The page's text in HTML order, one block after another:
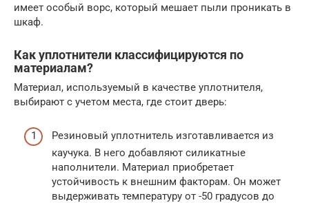
имеет особый ворс, который мешает пыли проникать в
шкаф.
Как уплотнители классифицируются по
материалам?
Материал, используемый в качестве уплотнителя,
выбирают с учетом места, где стоит дверь:
Резиновый уплотнитель изготавливается из
каучука. В него добавляют силикатные
наполнители. Материал приобретает
устойчивость к внешним факторам. Он может
выдерживать температуру от -50 градусов до